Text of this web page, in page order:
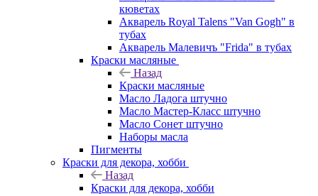
кюветах
Акварель Royal Talens "Van Gogh" в
тубах
Акварель Малевичъ "Frida" в тубах
Краски масляные
Назад
Краски масляные
Масло Ладога штучно
Масло Мастер-Класс штучно
Масло Сонет штучно
Наборы масла
Пигменты
Краски для декора, хобби
Назад
Краски для декора, хобби